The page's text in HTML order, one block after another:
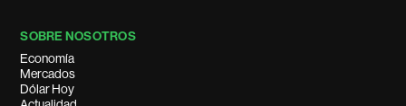
SOBRE NOSOTROS
Economía
Mercados
Dólar Hoy